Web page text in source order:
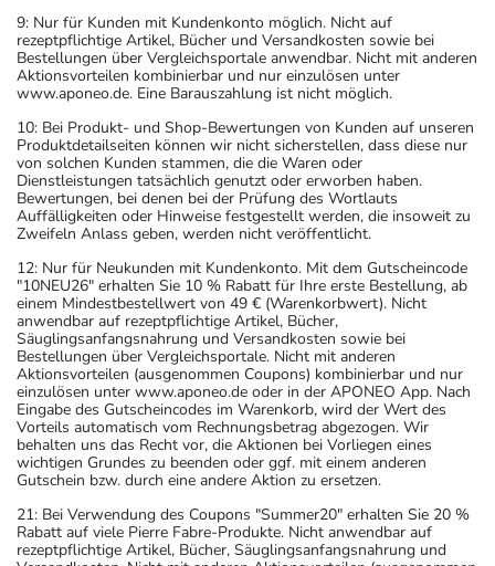
9: Nur für Kunden mit Kundenkonto möglich. Nicht auf
rezeptpflichtige Artikel, Bücher und Versandkosten sowie bei
Bestellungen über Vergleichsportale anwendbar. Nicht mit anderen
Aktionsvorteilen kombinierbar und nur einzulösen unter
www.aponeo.de. Eine Barauszahlung ist nicht möglich.
10: Bei Produkt- und Shop-Bewertungen von Kunden auf unseren
Produktdetailseiten können wir nicht sicherstellen, dass diese nur
von solchen Kunden stammen, die die Waren oder
Dienstleistungen tatsächlich genutzt oder erworben haben.
Bewertungen, bei denen bei der Prüfung des Wortlauts
Auffälligkeiten oder Hinweise festgestellt werden, die insoweit zu
Zweifeln Anlass geben, werden nicht veröffentlicht.
12: Nur für Neukunden mit Kundenkonto. Mit dem Gutscheincode
"10NEU26" erhalten Sie 10 % Rabatt für Ihre erste Bestellung, ab
einem Mindestbestellwert von 49 € (Warenkorbwert). Nicht
anwendbar auf rezeptpflichtige Artikel, Bücher,
Säuglingsanfangsnahrung und Versandkosten sowie bei
Bestellungen über Vergleichsportale. Nicht mit anderen
Aktionsvorteilen (ausgenommen Coupons) kombinierbar und nur
einzulösen unter www.aponeo.de oder in der APONEO App. Nach
Eingabe des Gutscheincodes im Warenkorb, wird der Wert des
Vorteils automatisch vom Rechnungsbetrag abgezogen. Wir
behalten uns das Recht vor, die Aktionen bei Vorliegen eines
wichtigen Grundes zu beenden oder ggf. mit einem anderen
Gutschein bzw. durch eine andere Aktion zu ersetzen.
21: Bei Verwendung des Coupons "Summer20" erhalten Sie 20 %
Rabatt auf viele Pierre Fabre-Produkte. Nicht anwendbar auf
rezeptpflichtige Artikel, Bücher, Säuglingsanfangsnahrung und